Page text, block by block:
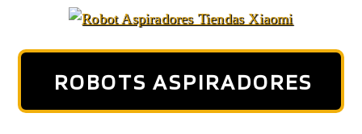
ROBOTS ASPIRADORES